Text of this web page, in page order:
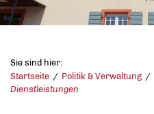
Sie sind hier:
Startseite
Politik & Verwaltung
Dienstleistungen